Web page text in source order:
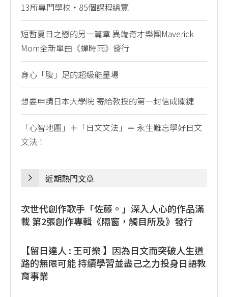
13所專門學校・85個課程總覽
短暫夏日之戀的另一篇章 異端奇才樂團Maverick
Mom全新單曲《蟬時雨》發行
身心「腹」足的超級能量場
想要申請日本大學院 寄給教授的第一封信成關鍵
「心智地圖」＋「日文文法」＝ 永生難忘學好日文
文法！
近期熱門文章
次世代創作歌手「佐藤。」深入人心的作品滿
載 第2張創作專輯《隔窗，觸目所及》發行
【留日達人 : 王可樂 】因為日文而突破人生道
路的無限可能 持續學習並盡己之力投身日語教
育事業